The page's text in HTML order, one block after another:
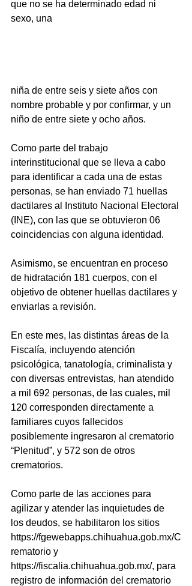
que no se ha determinado edad ni
sexo, una
niña de entre seis y siete años con
nombre probable y por confirmar, y un
niño de entre siete y ocho años.
Como parte del trabajo
interinstitucional que se lleva a cabo
para identificar a cada una de estas
personas, se han enviado 71 huellas
dactilares al Instituto Nacional Electoral
(INE), con las que se obtuvieron 06
coincidencias con alguna identidad.
Asimismo, se encuentran en proceso
de hidratación 181 cuerpos, con el
objetivo de obtener huellas dactilares y
enviarlas a revisión.
En este mes, las distintas áreas de la
Fiscalía, incluyendo atención
psicológica, tanatología, criminalista y
con diversas entrevistas, han atendido
a mil 692 personas, de las cuales, mil
120 corresponden directamente a
familiares cuyos fallecidos
posiblemente ingresaron al crematorio
“Plenitud”, y 572 son de otros
crematorios.
Como parte de las acciones para
agilizar y atender las inquietudes de
los deudos, se habilitaron los sitios
https://fgewebapps.chihuahua.gob.mx/C
rematorio y
https://fiscalia.chihuahua.gob.mx/, para
registro de información del crematorio